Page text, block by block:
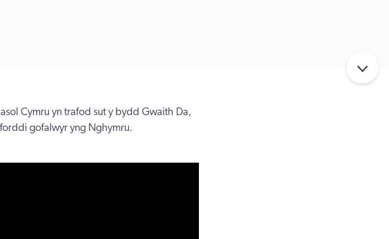
Cymru yn trafod sut y bydd Gwaith Da,
gofalwyr yng Nghymru.